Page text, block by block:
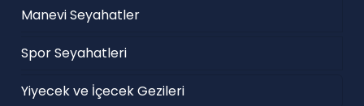
Manevi Seyahatler
Spor Seyahatleri
Yiyecek ve İçecek Gezileri